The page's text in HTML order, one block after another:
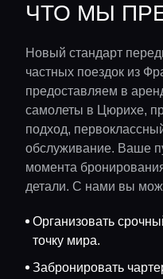
ЧТО МЫ
Новый стандарт
частных поездок из
предоставляем в
самолеты в Цюрихе,
подход,
обслуживание. Ваше
момента
детали. С нами вы
Организовать
точку мира.
Забронировать